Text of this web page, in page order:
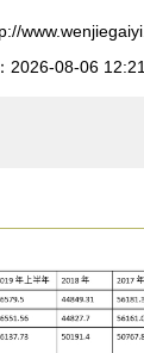
2026-08-06